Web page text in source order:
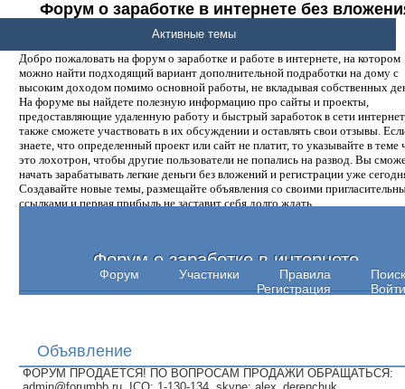
Форум о заработке в интернете без
денег.
Добро пожаловать на форум о заработке и работе в интернете, на котором
можно найти подходящий вариант дополнительной подработки на дому с
высоким доходом помимо основной работы, не вкладывая собственных
На форуме вы найдете полезную информацию про сайты и проекты,
предоставляющие удаленную работу и быстрый заработок в сети
также сможете участвовать в их обсуждении и оставлять свои отзывы.
знаете, что определенный проект или сайт не платит, то указывайте в теме
это лохотрон, чтобы другие пользователи не попались на развод. Вы
начать зарабатывать легкие деньги без вложений и регистрации уже
Создавайте новые темы, размещайте объявления со своими
ссылками и первая прибыль не заставит себя долго ждать.
Форум о заработке в интернете
Форум Участники Правила
Поиск
Регистрация
Войти
Активные темы
Объявление
ФОРУМ ПРОДАЕТСЯ! ПО ВОПРОСАМ ПРОДАЖИ ОБРАЩАТЬСЯ: